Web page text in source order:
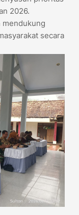
2026.
mendukung
secara